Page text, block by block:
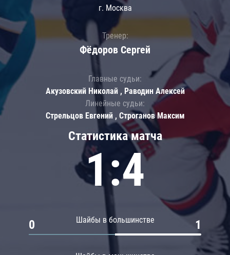
Статистика матча
1:4
Шайбы в большинстве
0 1
г. Москва
Тренер:
Фёдоров Сергей
Главные судьи:
Акузовский Николай , Раводин Алексей
Линейные судьи:
Стрельцов Евгений , Строганов Максим